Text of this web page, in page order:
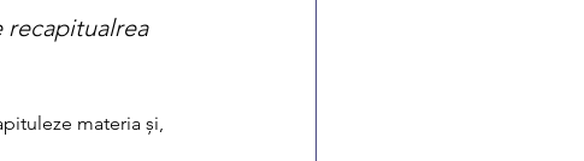
recapitualrea
materia și,